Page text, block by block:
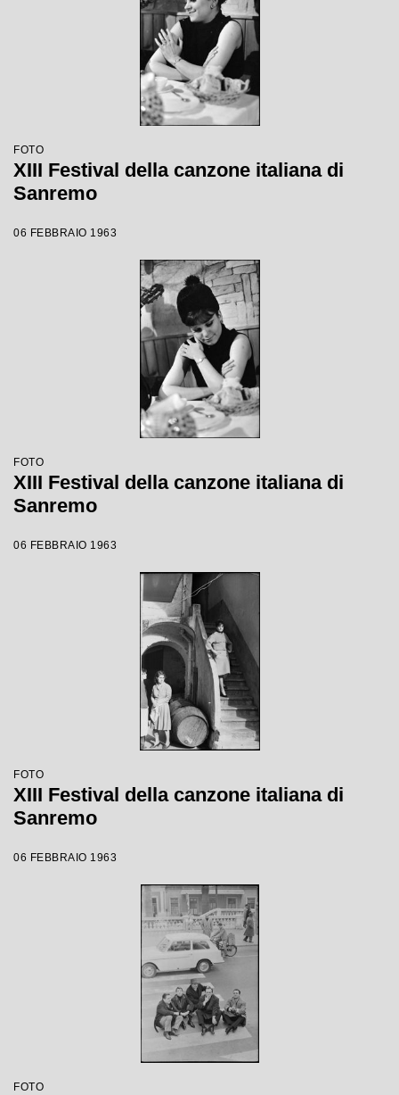
FOTO
XIII Festival della canzone italiana di
Sanremo
06 FEBBRAIO 1963
FOTO
XIII Festival della canzone italiana di
Sanremo
06 FEBBRAIO 1963
FOTO
XIII Festival della canzone italiana di
Sanremo
06 FEBBRAIO 1963
FOTO